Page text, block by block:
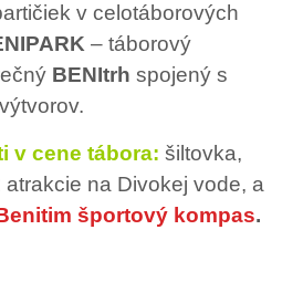
v celotáborových
– táborový
BENItrh spojený s
v cene tábora: šiltovka,
na Divokej vode, a
športový kompas.